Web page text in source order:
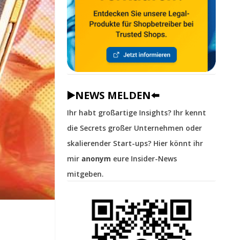
▶️NEWS MELDEN⬅️
Ihr habt großartige Insights? Ihr kennt
die Secrets großer Unternehmen oder
skalierender Start-ups? Hier könnt ihr
mir anonym eure Insider-News
mitgeben.